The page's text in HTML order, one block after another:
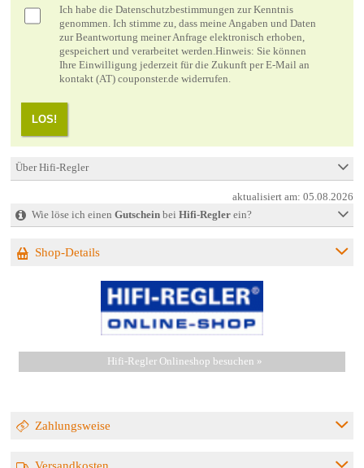
Ich habe die Datenschutzbestimmungen zur Kenntnis
genommen. Ich stimme zu, dass meine Angaben und Daten
zur Beantwortung meiner Anfrage elektronisch erhoben,
gespeichert und verarbeitet werden.Hinweis: Sie können
Ihre Einwilligung jederzeit für die Zukunft per E-Mail an
kontakt (AT) couponster.de widerrufen.
LOS!
Über Hifi-Regler
aktualisiert am:05.08.2026
Wie löse ich einen Gutscheinbei Hifi-Reglerein?
Shop-Details
Hifi-Regler Onlineshop besuchen »
Zahlungsweise
Versandkosten